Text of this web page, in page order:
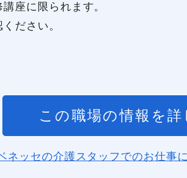
座に限られます。
ださい。
この職場の情報を詳
ネッセの介護スタッフでのお仕事に